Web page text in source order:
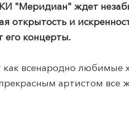
"Меридиан" ждет
открытость и
его концерты.
как всенародно любимые
артистом